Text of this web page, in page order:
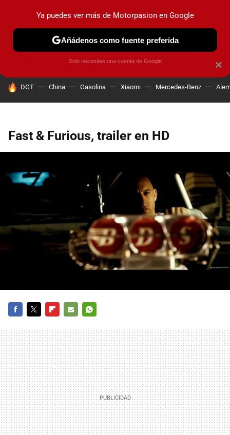
PRUEBAS COCHES ELÉCTRICOS OBSERVATORIO
HOY SE HABLA DE
DGT China Gasolina Xiaomi Mercedes-Benz
Fast & Furious, trailer en HD
MAIL
×
Ya puedes ver más de Motorpasion en Google
Añádenos como fuente preferida
Solo necesitas una cuenta de Google